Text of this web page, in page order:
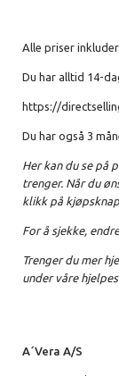
Alle priser
Du har alltid 14-
https://
Du har også 3
Her kan du se på
trenger. Når du
klikk på
For å sjekke,
Trenger du mer
under våre
A´Vera A/S